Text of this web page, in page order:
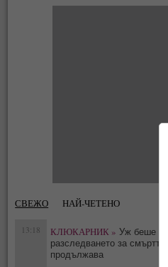
СВЕЖО НАЙ-ЧЕТЕНО
13:18 КЛЮКАРНИК » Уж беше
разследването за смъртта
продължава